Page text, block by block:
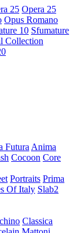
25 Opera 25
Opus Romano
10 Sfumature
Collection
Futura Anima
Cocoon Core
Portraits Prima
Of Italy Slab2
Classica